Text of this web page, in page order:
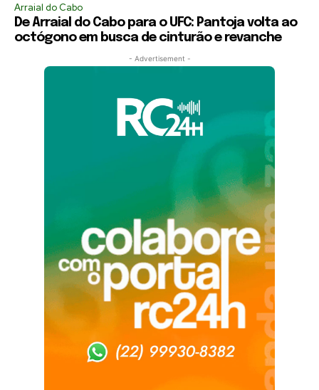
Arraial do Cabo
De Arraial do Cabo para o UFC: Pantoja volta ao
octógono em busca de cinturão e revanche
- Advertisement -